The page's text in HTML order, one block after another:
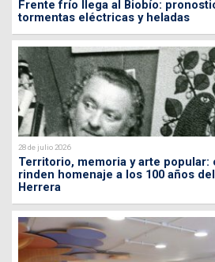
Frente frío llega al Biobío:
tormentas eléctricas y heladas
28 de julio 2026
Territorio, memoria y arte popular:
rinden homenaje a los 100 años
Herrera